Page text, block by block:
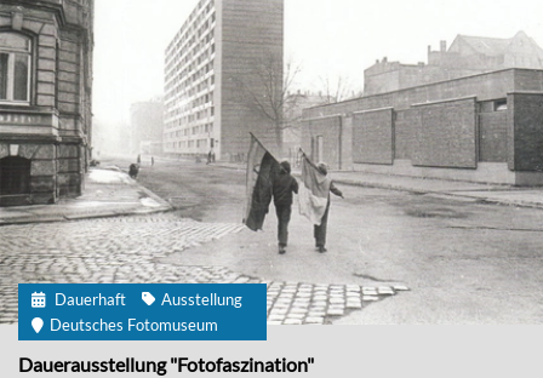
Dauerhaft
Ausstellung
Deutsches Fotomuseum
Dauerausstellung "Fotofaszination"